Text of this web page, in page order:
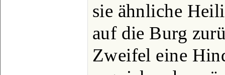
sie ähnliche
auf die Burg
Zweifel eine